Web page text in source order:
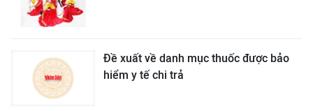
Đề xuất về danh mục thuốc được bảo
hiểm y tế chi trả